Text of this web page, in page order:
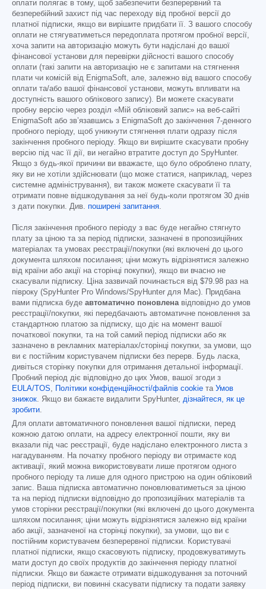
оплати полягає в тому, щоб забезпечити безперервний та
безперебійний захист під час переходу від пробної версії до
платної підписки, якщо ви вирішите придбати її. З вашого способу
оплати не стягуватиметься передоплата протягом пробної версії,
хоча запити на авторизацію можуть бути надіслані до вашої
фінансової установи для перевірки дійсності вашого способу
оплати (такі запити на авторизацію не є запитами на стягнення
плати чи комісій від EnigmaSoft, але, залежно від вашого способу
оплати та/або вашої фінансової установи, можуть впливати на
доступність вашого облікового запису). Ви можете скасувати
пробну версію через розділ «Мій обліковий запис» на веб-сайті
EnigmaSoft або зв’язавшись з EnigmaSoft до закінчення 7-денного
пробного періоду, щоб уникнути стягнення плати одразу після
закінчення пробного періоду. Якщо ви вирішите скасувати пробну
версію під час її дії, ви негайно втратите доступ до SpyHunter.
Якщо з будь-якої причини ви вважаєте, що було оброблено плату,
яку ви не хотіли здійснювати (що може статися, наприклад, через
системне адміністрування), ви також можете скасувати її та
отримати повне відшкодування за неї будь-коли протягом 30 днів
з дати покупки. Див. поширені запитання.
Після закінчення пробного періоду з вас буде негайно стягнуто
плату за ціною та за період підписки, зазначені в пропозиційних
матеріалах та умовах реєстрації/покупки (які включені до цього
документа шляхом посилання; ціни можуть відрізнятися залежно
від країни або акції на сторінці покупки), якщо ви вчасно не
скасували підписку. Ціна зазвичай починається від $79.98 раз на
півроку (SpyHunter Pro Windows/SpyHunter для Mac). Придбана
вами підписка буде автоматично поновленавідповідно до умов
реєстрації/покупки, які передбачають автоматичне поновлення за
стандартною платою за підписку, що діє на момент вашої
початкової покупки, та на той самий період підписки або як
зазначено в рекламних матеріалах/сторінці покупки, за умови, що
ви є постійним користувачем підписки без перерв. Будь ласка,
дивіться сторінку покупки для отримання детальної інформації.
Пробний період діє відповідно до цих Умов, вашої згоди з
EULA/TOS, Політики конфіденційності/файлів cookie та Умов
знижок. Якщо ви бажаєте видалити SpyHunter, дізнайтеся, як це
зробити.
Для оплати автоматичного поновлення вашої підписки, перед
кожною датою оплати, на адресу електронної пошти, яку ви
вказали під час реєстрації, буде надіслано електронного листа з
нагадуванням. На початку пробного періоду ви отримаєте код
активації, який можна використовувати лише протягом одного
пробного періоду та лише для одного пристрою на один обліковий
запис. Ваша підписка автоматично поновлюватиметься за ціною
та на період підписки відповідно до пропозиційних матеріалів та
умов сторінки реєстрації/покупки (які включені до цього документа
шляхом посилання; ціни можуть відрізнятися залежно від країни
або акції, зазначеної на сторінці покупки), за умови, що ви є
постійним користувачем безперервної підписки. Користувачі
платної підписки, якщо скасовують підписку, продовжуватимуть
мати доступ до своїх продуктів до закінчення періоду платної
підписки. Якщо ви бажаєте отримати відшкодування за поточний
період підписки, ви повинні скасувати підписку та подати заявку